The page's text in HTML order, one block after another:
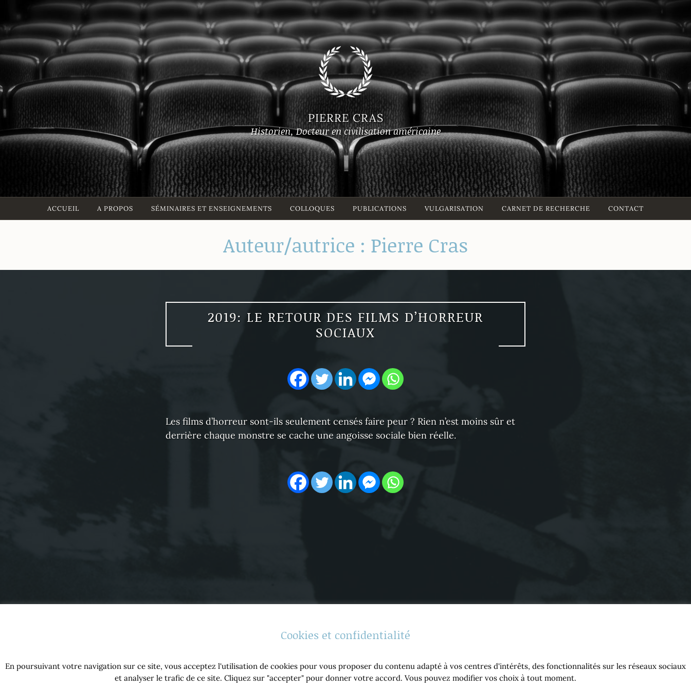
contenu
principal
PIERRE CRAS
Historien, Docteur en civilisation américaine
ACCUEIL A PROPOS SÉMINAIRES ET ENSEIGNEMENTS COLLOQUES PUBLICATIONS VULGARISATION CARNET DE RECHERCHE CONTACT
Auteur/autrice : Pierre Cras
2019: LE RETOUR DES FILMS D’HORREUR
SOCIAUX
Les films d’horreur sont-ils seulement censés faire peur ? Rien n’est moins sûr et
derrière chaque monstre se cache une angoisse sociale bien réelle.
Cookies et confidentialité
En poursuivant votre navigation sur ce site, vous acceptez l'utilisation de cookies pour vous proposer du contenu adapté à vos centres d'intérêts, des fonctionnalités sur les réseaux sociaux
et analyser le trafic de ce site. Cliquez sur "accepter" pour donner votre accord. Vous pouvez modifier vos choix à tout moment.